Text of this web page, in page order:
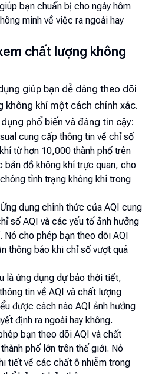
bạn chuẩn bị cho ngày hôm
minh về việc ra ngoài hay
chất lượng không
giúp bạn dễ dàng theo dõi
không khí một cách chính xác.
phổ biến và đáng tin cậy:
cung cấp thông tin về chỉ số
từ hơn 10,000 thành phố trên
đồ không khí trực quan, cho
tình trạng không khí trong
dụng chính thức của AQI cung
số AQI và các yếu tố ảnh hưởng
cho phép bạn theo dõi AQI
thông báo khi chỉ số vượt quá
là ứng dụng dự báo thời tiết,
tin về AQI và chất lượng
được cách nào AQI ảnh hưởng
định ra ngoài hay không.
bạn theo dõi AQI và chất
phố lớn trên thế giới. Nó
tiết về các chất ô nhiễm trong